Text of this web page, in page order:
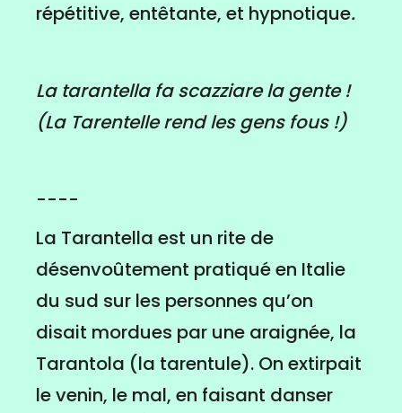
répétitive, entêtante, et hypnotique.
La tarantella fa scazziare la gente !
(La Tarentelle rend les gens fous !)
----
La Tarantella est un rite de
désenvoûtement pratiqué en Italie
du sud sur les personnes qu’on
disait mordues par une araignée, la
Tarantola (la tarentule). On extirpait
le venin, le mal, en faisant danser